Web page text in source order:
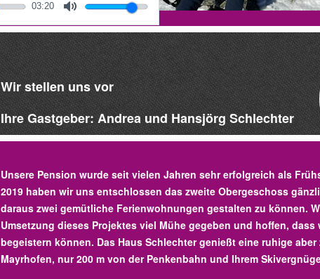
03:20
Wir stellen uns vor
Ihre Gastgeber: Andrea und Hansjörg Schlechter
Unsere Pension wurde seit vielen Jahren sehr erfolgreich als
2019 haben wir uns entschlossen das zweite Obergeschoss
daraus zwei gemütliche Ferienwohnungen gestalten zu können.
Umsetzung dieses Projektes viel Mühe gegeben und hoffen, dass
begeistern können. Das Haus Schlechter genießt eine ruhige aber
Mayrhofen, nur 200 m von der Penkenbahn und Ihrem